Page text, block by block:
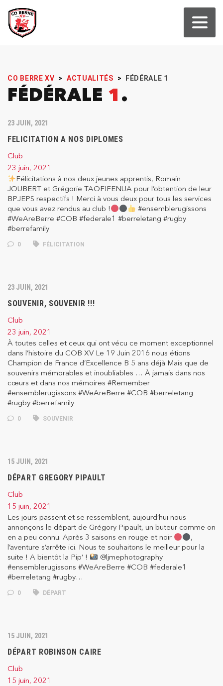
CO BERRE XV > ACTUALITÉS > FÉDÉRALE 1
FÉDÉRALE 1
23 JUIN, 2021
FELICITATION A NOS DIPLOMES
Club
23 juin, 2021
Félicitations à nos deux jeunes apprentis, Romain
JOUBERT et Grégorie TAOFIFENUA pour l’obtention de leur
BPJEPS respectifs ! Merci à vous deux pour tous les services
que vous avez rendus au club !
#ensemblerugissons
#WeAreBerre #COB #federale1 #berreletang #rugby
#berrefamily
0 FÉLICITATION
23 JUIN, 2021
SOUVENIR, SOUVENIR !!!
Club
23 juin, 2021
À toutes celles et ceux qui ont vécu ce moment exceptionnel
dans l’histoire du COB XV Le 19 Juin 2016 nous étions
Champion de France d’Excellence B 5 ans déjà Mais que de
souvenirs mémorables et inoubliables … À jamais dans nos
cœurs et dans nos mémoires #Remember
#ensemblerugissons #WeAreBerre #COB #berreletang
#rugby #berrefamily
0 SOUVENIR
15 JUIN, 2021
DÉPART GREGORY PIPAULT
Club
15 juin, 2021
Les jours passent et se ressemblent, aujourd’hui nous
annonçons le départ de Grégory Pipault, un buteur comme on
en a peu connu. Après 3 saisons en rouge et noir
,
l’aventure s’arrête ici. Nous te souhaitons le meilleur pour la
suite ! A bientôt la Pip’ !
@ljmephotography
#ensemblerugissons #WeAreBerre #COB #federale1
#berreletang #rugby…
0 DÉPART
15 JUIN, 2021
DÉPART ROBINSON CAIRE
Club
15 juin, 2021